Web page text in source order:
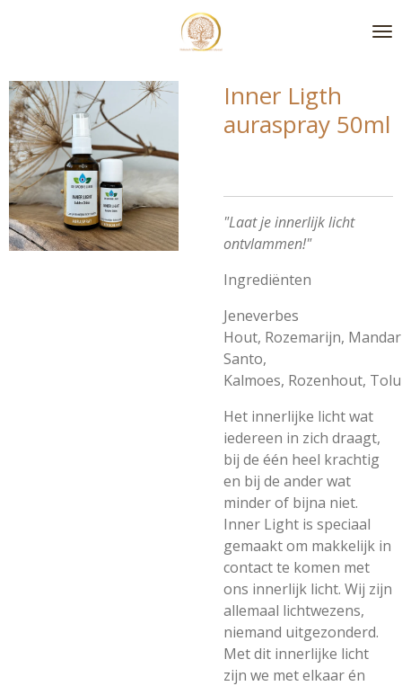
de
hoofdinhoud
Inner Ligth
auraspray 50ml
"Laat je innerlijk licht
ontvlammen!"
Ingrediënten
Jeneverbes
Hout, Rozemarijn,
Santo,
Kalmoes, Rozenhout,
Het innerlijke licht wat
iedereen in zich draagt,
bij de één heel krachtig
en bij de ander wat
minder of bijna niet.
Inner Light is speciaal
gemaakt om makkelijk in
contact te komen met
ons innerlijk licht. Wij zijn
allemaal lichtwezens,
niemand uitgezonderd.
Met dit innerlijke licht
zijn we met elkaar én